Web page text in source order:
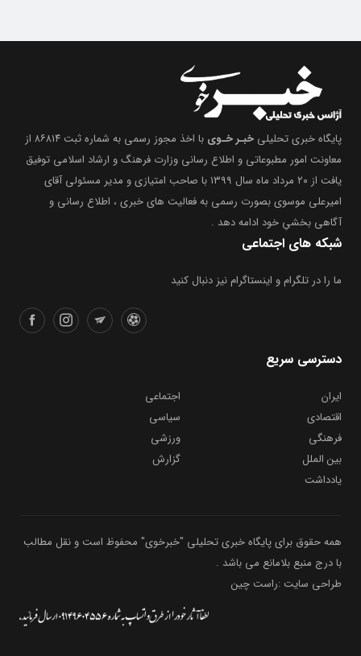
پایگاه خبری تحلیلی خبـر خـوی
با اخذ مجوز رسمی به شماره ثبت ۸۶۸۱۴ از
معاونت امور مطبوعاتی و اطلاع رسانی وزارت فرهنگ و ارشاد اسلامی توفیق
یافت از ۲۰ مرداد ماه سال ۱۳۹۹ با صاحب امتیازی و مدیر مسئولی آقای
امیرعلی موسوی بصورت رسمی به فعالیت های خبری ، اطلاع رسانی و
آگاهی بخشیِ خود ادامه دهد .
شبکه های اجتماعی
ما را در تلگرام و اینستاگرام نیز دنبال کنید
دسترسی سریع
ایران
اجتماعی
اقتصادی
سیاسی
فرهنگی
ورزشی
بین الملل
گزارش
یادداشت
همه حقوق برای پایگاه خبری تحلیلی "خبرخوی" محفوظ است و نقل مطالب
با درج منبع بلامانع می باشد .
طراحی سایت :راست چین